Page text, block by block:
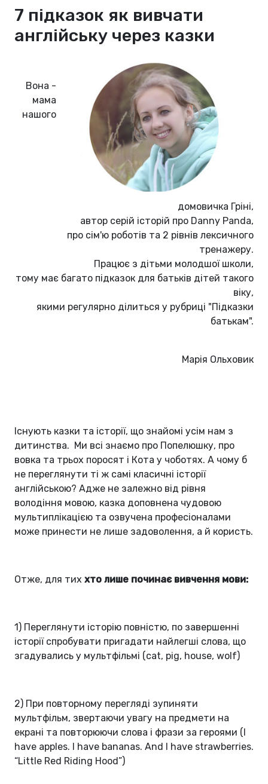
7 підказок як вивчати
англійську через казки
Вона -
мама
нашого
домовичка Гріні,
автор серій історій про Danny Panda,
про сім'ю роботів та 2 рівнів лексичного
тренажеру.
Працює з дітьми молодшої школи,
тому має багато підказок для батьків дітей такого
віку,
якими регулярно ділиться у рубриці "Підказки
батькам".
Марія Ольховик
Існують казки та історії, що знайомі усім нам з
дитинства. Ми всі знаємо про Попелюшку, про
вовка та трьох поросят і Кота у чоботях. А чому б
не переглянути ті ж самі класичні історії
англійською? Адже не залежно від рівня
володіння мовою, казка доповнена чудовою
мультиплікацією та озвучена професіоналами
може принести не лише задоволення, а й користь.
Отже, для тих хто лише починає вивчення мови:
1) Переглянути історію повністю, по завершенні
історії спробувати пригадати найлегші слова, що
згадувались у мультфільмі (cat, pig, house, wolf)
2) При повторному перегляді зупиняти
мультфільм, звертаючи увагу на предмети на
екрані та повторюючи слова і фрази за героями (I
have apples. I have bananas. And I have strawberries.
“Little Red Riding Hood”)